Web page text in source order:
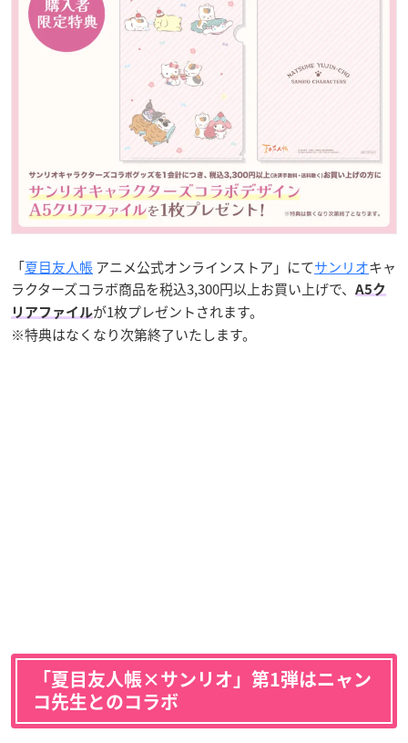
「夏目友人帳アニメ公式オンラインストア」にてサンリオキャ
ラクターズコラボ商品を税込3,300円以上お買い上げで、
A5ク
リアファイルが1枚プレゼントされます。
※特典はなくなり次第終了いたします。
「夏目友人帳×サンリオ」第1弾はニャン
コ先生とのコラボ